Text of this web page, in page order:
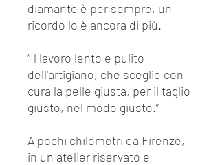
diamante è per sempre, un
ricordo lo è ancora di più.
“Il lavoro lento e pulito
dell'artigiano, che sceglie con
cura la pelle giusta, per il taglio
giusto, nel modo giusto.”
A pochi chilometri da Firenze,
in un atelier riservato e